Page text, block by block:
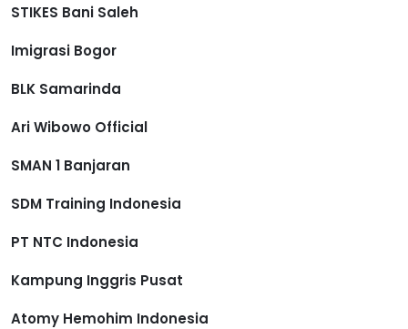
STIKES Bani Saleh
Imigrasi Bogor
BLK Samarinda
Ari Wibowo Official
SMAN 1 Banjaran
SDM Training Indonesia
PT NTC Indonesia
Kampung Inggris Pusat
Atomy Hemohim Indonesia